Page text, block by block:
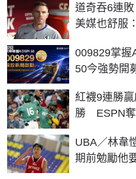
道奇吞6連
美媒也舒服
009829掌握
50今強勢開
PR
紅襪9連勝
勝 ESPN奪
UBA／林韋
期前勉勵他